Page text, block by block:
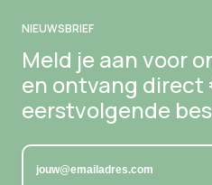
NIEUWSBRIEF
Meld je aan voor
en ontvang direct
eerstvolgende